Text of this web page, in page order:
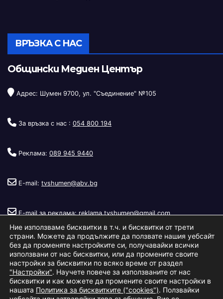
ВРЪЗКА С НАС
Общински Медиен Център
Адрес: Шумен 9700, ул. "Съединение" №105
За връзка с нас : 054 800 194
Реклама: 089 945 9440
E-mail: tvshumen@abv.bg
E-mail за реклама: reklama.tvshumen@gmail.com
Copyright © 2026Телевизия Шумен.|Изработка: S.I.T Solutions
Ltd.
Ние използваме бисквитки в т.ч. и бисквитки от трети
страни. Можете да продължите да ползвате нашия уебсайт
без да променяте настройките си, получавайки всички
използвани от нас бисквитки, или да промените своите
настройки за бисквитки по всяко време от раздел
"Настройки". Научете повече за използваните от нас
бисквитки и как можете да промените своите настройки в
нашата Политика за бисквитките ("cookies"). Ползвайки